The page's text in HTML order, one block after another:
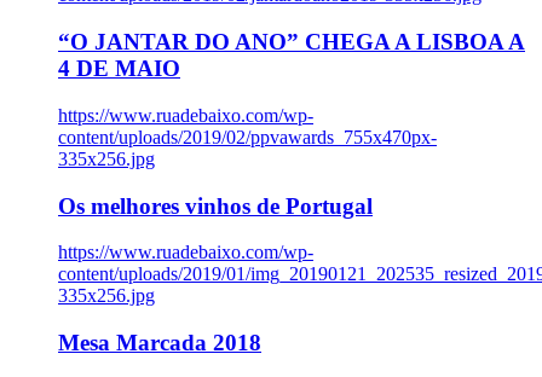
“O JANTAR DO ANO” CHEGA A LISBOA A
4 DE MAIO
https://www.ruadebaixo.com/wp-
content/uploads/2019/02/ppvawards_755x470px-
335x256.jpg
Os melhores vinhos de Portugal
https://www.ruadebaixo.com/wp-
content/uploads/2019/01/
335x256.jpg
Mesa Marcada 2018